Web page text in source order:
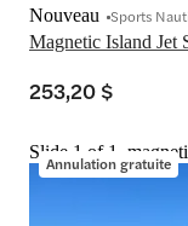
Magnetic Island Jet
Nouveau Sports
253,20 $
Annulation gratuite
Slide 1 of 1,